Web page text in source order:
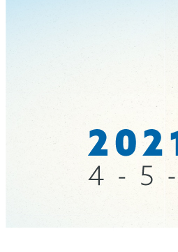
Espositori
Videogallery